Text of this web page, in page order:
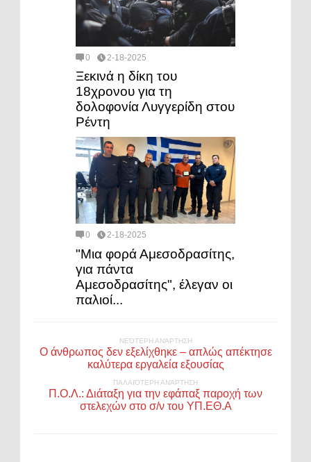
0 2-18-2025
Ξεκινά η δίκη του
18χρονου για τη
δολοφονία Λυγγερίδη στου
Ρέντη
0 2-18-2025
"Μια φορά Αμεσοδρασίτης,
για πάντα
Αμεσοδρασίτης", έλεγαν οι
παλιοί...
ΝΕΌΤΕΡΗ ΑΝΆΡΤΗΣΗ
Ο άνθρωπος δεν εξελίχθηκε – απλώς απέκτησε
καλύτερα εργαλεία εξουσίας
ΠΑΛΑΙΌΤΕΡΗ ΑΝΆΡΤΗΣΗ
Π.Ο.Λ.: Διάταξη για την εφάπαξ παροχή των
στελεχών στο σ/ν του ΥΠ.ΕΘ.Α